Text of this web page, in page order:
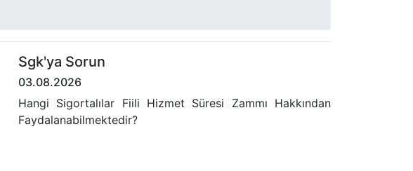
Sgk'ya Sorun
03.08.2026
Hangi Sigortalılar Fiili Hizmet Süresi Zammı Hakkından
Faydalanabilmektedir?